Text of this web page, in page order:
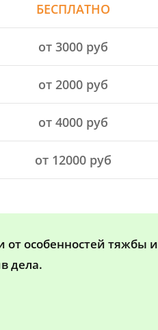
БЕСПЛАТНО
от 3000 руб
от 2000 руб
от 4000 руб
от 12000 руб
от особенностей тяжбы и
дела.